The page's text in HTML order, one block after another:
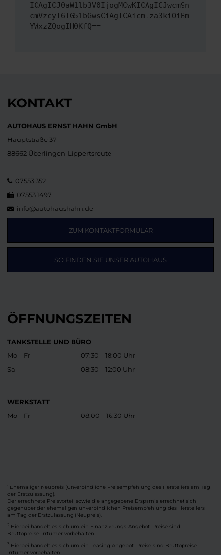
ICAgICJ0aW1lb3V0IjogMCwKICAgICJwcm9n
cmVzcyI6IG51bGwsCiAgICAicmlza3kiOiBm
YWxzZQogIH0KfQ==
KONTAKT
AUTOHAUS ERNST HAHN GmbH
Hauptstraße 37
88662 Überlingen-Lippertsreute
07553 352
07553 1497
info@autohaushahn.de
ZUM KONTAKTFORMULAR
SO FINDEN SIE UNSER AUTOHAUS
ÖFFNUNGSZEITEN
TANKSTELLE UND BÜRO
Mo – Fr
Sa
07:30 – 18:00 Uhr
08:30 – 12:00 Uhr
WERKSTATT
Mo – Fr
08:00 – 16:30 Uhr
Ehemaliger Neupreis (Unverbindliche Preisempfehlung des Herstellers am Tag
der Erstzulassung).
Der errechnete Preisvorteil sowie die angegebene Ersparnis errechnet sich
gegenüber der ehemaligen unverbindlichen Preisempfehlung des Herstellers
am Tag der Erstzulassung (Neupreis).
2 Hierbei handelt es sich um ein Finanzierungs-Angebot. Preise sind
Bruttopreise. Irrtümer vorbehalten.
3 Hierbei handelt es sich um ein Leasing-Angebot. Preise sind Bruttopreise.
Irrtümer vorbehalten.